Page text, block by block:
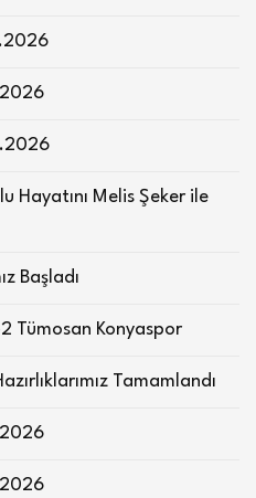
Hayatını Melis Şeker ile
Başladı
Tümosan Konyaspor
Tamamlandı